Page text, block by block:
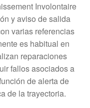
Involontaire
y aviso de salida
varias referencias
es habitual en
reparaciones
fallos asociados a
de alerta de
de la trayectoria.